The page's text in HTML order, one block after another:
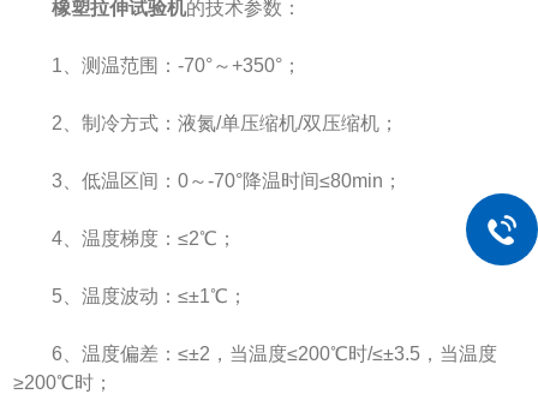
橡塑拉伸试验机的技术参数：
1、测温范围：-70°～+350°；
2、制冷方式：液氮/单压缩机/双压缩机；
3、低温区间：0～-70°降温时间≤80min；
4、温度梯度：≤2℃；
5、温度波动：≤±1℃；
6、温度偏差：≤±2，当温度≤200℃时/≤±3.5，当温度
≥200℃时；